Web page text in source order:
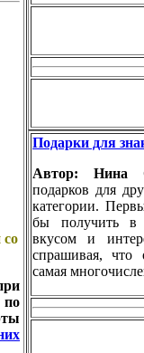
Подарки для
Автор:
подарков для
категории.
бы получить в
вкусом и
спрашивая, что
самая